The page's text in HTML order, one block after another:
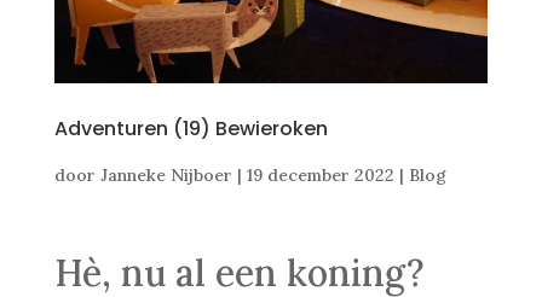
Adventuren (19) Bewieroken
door Janneke Nijboer | 19 december 2022 | Blog
Hè, nu al een koning?